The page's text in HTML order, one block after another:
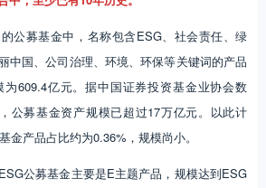
公募基金中，名称包含ESG、社会责任、绿
中国、公司治理、环境、环保等关键词的产品
609.4亿元。据中国证券投资基金业协会数
公募基金资产规模已超过17万亿元。以此计
金产品占比约为0.36%，规模尚小。
公募基金主要是E主题产品，规模达到ESG